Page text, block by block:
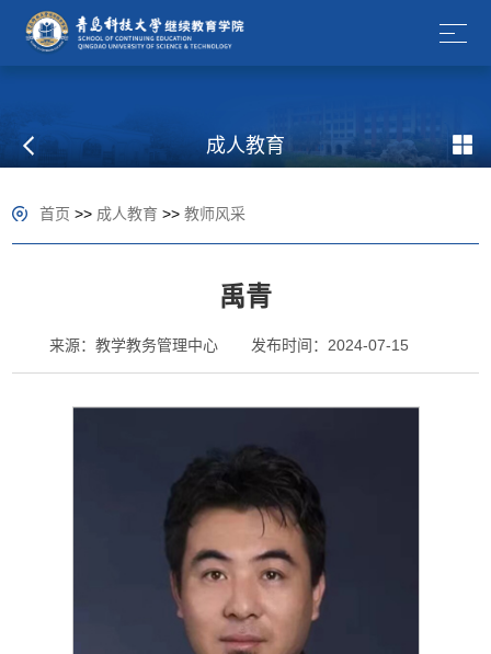
成人教育
首页 >> 成人教育 >>教师风采
禹青
来源：教学教务管理中心 发布时间：2024-07-15